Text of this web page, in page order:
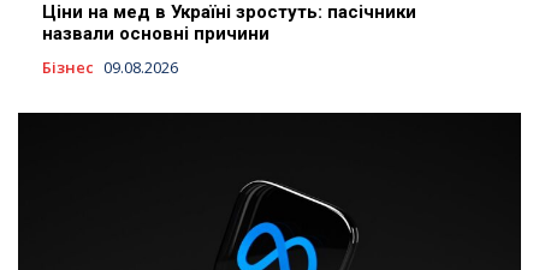
Ціни на мед в Україні зростуть: пасічники
назвали основні причини
Бізнес 09.08.2026